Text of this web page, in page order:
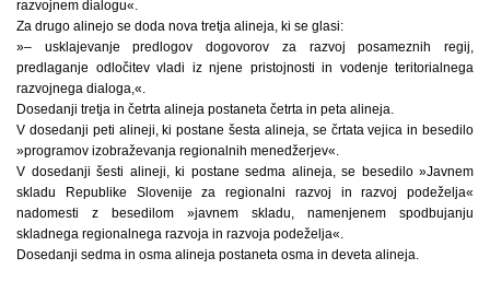
razvojnem dialogu«.
Za drugo alinejo se doda nova tretja alineja, ki se glasi:
»– usklajevanje predlogov dogovorov za razvoj posameznih regij,
predlaganje odločitev vladi iz njene pristojnosti in vodenje teritorialnega
razvojnega dialoga,«.
Dosedanji tretja in četrta alineja postaneta četrta in peta alineja.
V dosedanji peti alineji, ki postane šesta alineja, se črtata vejica in besedilo
»programov izobraževanja regionalnih menedžerjev«.
V dosedanji šesti alineji, ki postane sedma alineja, se besedilo »Javnem
skladu Republike Slovenije za regionalni razvoj in razvoj podeželja«
nadomesti z besedilom »javnem skladu, namenjenem spodbujanju
skladnega regionalnega razvoja in razvoja podeželja«.
Dosedanji sedma in osma alineja postaneta osma in deveta alineja.